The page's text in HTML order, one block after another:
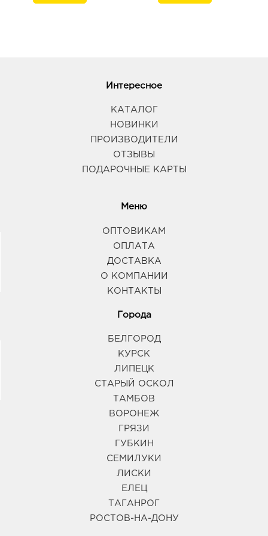
Интересное
КАТАЛОГ
НОВИНКИ
ПРОИЗВОДИТЕЛИ
ОТЗЫВЫ
ПОДАРОЧНЫЕ КАРТЫ
Меню
ОПТОВИКАМ
ОПЛАТА
ДОСТАВКА
О КОМПАНИИ
КОНТАКТЫ
Города
БЕЛГОРОД
КУРСК
ЛИПЕЦК
СТАРЫЙ ОСКОЛ
ТАМБОВ
ВОРОНЕЖ
ГРЯЗИ
ГУБКИН
СЕМИЛУКИ
ЛИСКИ
ЕЛЕЦ
ТАГАНРОГ
РОСТОВ-НА-ДОНУ